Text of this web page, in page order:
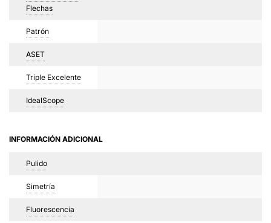
Flechas
Patrón
ASET
Triple Excelente
IdealScope
INFORMACIÓN ADICIONAL
Pulido
Simetría
Fluorescencia